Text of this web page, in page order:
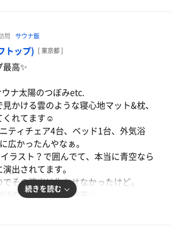
種ジャグジー、電気風呂、空中浮遊風
トで浮遊感を！)。
なった『人間洗濯機』に使われてるミ
ラブルと同じでナノレベルの粒子が毛
ンでも人間洗濯機見たし、手洗い体験
、洗濯機に入って寝て綺麗になるだけ
流れて癒されるシステム。
本当に介護に役立てて欲しい。
と思うわ。
粧前充実ぶり！
。
やヘッド変えられる付属品有り。
でお風呂&サウナは後程で。
も満席です！
オレンジ→ティーツリー→ヒノキ
らいパワフルな風とタオル捌きで感動
をそれぞれ潜らせてからの背面投げか
！
い時間で…東京まで来て受けられて良
熱子さんの抽選ハズレたから💦)
ド最初は7℃位のシングルやったんやけ
なってた。
問 サウナ飯
トップ) [ 東京都 ]
高✨
ナ太陽のつぼみetc.
かける雲のような寝心地マット&枕、
くれてます☺️
ティチェア4台、ベッド1台、外気浴
広かったんやなぁ。
ラスト？で囲んでて、本当に青空なら
出されてます。
その演出は生かせなかったけど。
けの良さで寝心地最高✨
欲しいです！
続きを読む